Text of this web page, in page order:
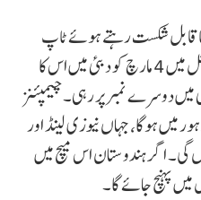
شکست رہتے ہوئے ٹاپ
پوزیشن حاصل کی ہے۔ اب سیمی فائنل میں 4 مارچ کو دبئی میں اس کا
دوسرے نمبر پر رہی۔ چیمپئنز
فائنل 5 مارچ کو لاہور میں ہوگا، جہاں نیوزی لینڈ اور
گی۔ اگر ہندوستان اس میچ میں